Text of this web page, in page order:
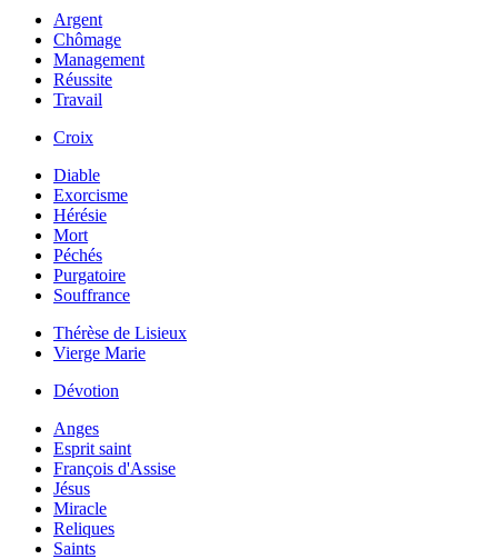
Argent
Chômage
Management
Réussite
Travail
Croix
Diable
Exorcisme
Hérésie
Mort
Péchés
Purgatoire
Souffrance
Thérèse de Lisieux
Vierge Marie
Dévotion
Anges
Esprit saint
François d'Assise
Jésus
Miracle
Reliques
Saints